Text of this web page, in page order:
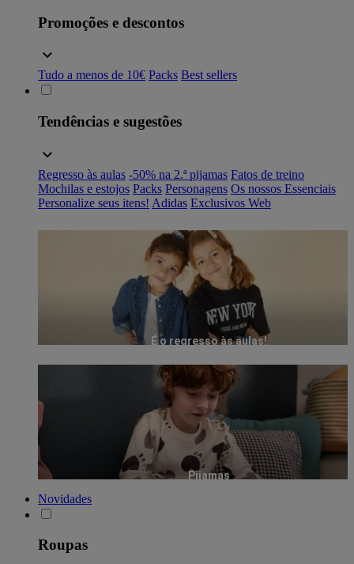
Promoções e descontos
Tudo a menos de 10€ Packs Best sellers
Tendências e sugestões
Regresso às aulas -50% na 2.ª pijamas Fatos de treino
Mochilas e estojos Packs Personagens Os nossos Essenciais
Personalize seus itens! Adidas Exclusivos Web
É o regresso às aulas!
Pijamas
Novidades
Roupas